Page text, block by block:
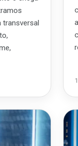
transversal